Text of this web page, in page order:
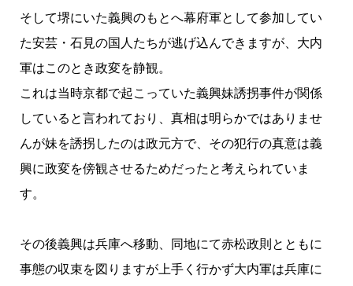
そして堺にいた義興のもとへ幕府軍として参加してい
た安芸・石見の国人たちが逃げ込んできますが、大内
軍はこのとき政変を静観。
これは当時京都で起こっていた義興妹誘拐事件が関係
していると言われており、真相は明らかではありませ
んが妹を誘拐したのは政元方で、その犯行の真意は義
興に政変を傍観させるためだったと考えられていま
す。
その後義興は兵庫へ移動、同地にて赤松政則とともに
事態の収束を図りますが上手く行かず大内軍は兵庫に